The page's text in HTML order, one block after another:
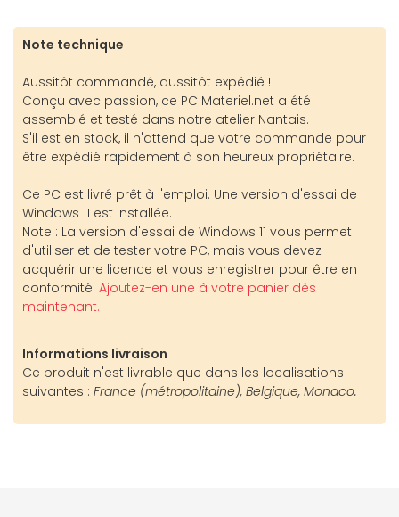
Note technique
Aussitôt commandé, aussitôt expédié !
Conçu avec passion, ce PC Materiel.net a été
assemblé et testé dans notre atelier Nantais.
S'il est en stock, il n'attend que votre commande pour
être expédié rapidement à son heureux propriétaire.
Ce PC est livré prêt à l'emploi. Une version d'essai de
Windows 11 est installée.
Note : La version d'essai de Windows 11 vous permet
d'utiliser et de tester votre PC, mais vous devez
acquérir une licence et vous enregistrer pour être en
conformité. Ajoutez-en une à votre panier dès
maintenant.
Informations livraison
Ce produit n'est livrable que dans les localisations
suivantes : France (métropolitaine), Belgique, Monaco.